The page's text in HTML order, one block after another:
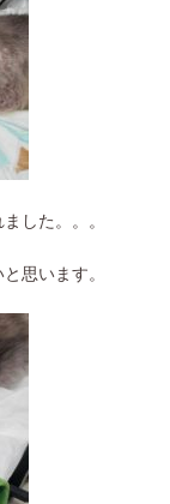
した。。。
思います。